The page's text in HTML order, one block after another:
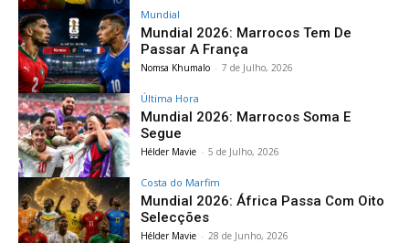
Mundial
Mundial 2026: Marrocos Tem De
Passar A França
Nomsa Khumalo - 7 de Julho, 2026
Última Hora
Mundial 2026: Marrocos Soma E
Segue
Hélder Mavie - 5 de Julho, 2026
Costa do Marfim
Mundial 2026: África Passa Com Oito
Selecções
Hélder Mavie - 28 de Junho, 2026